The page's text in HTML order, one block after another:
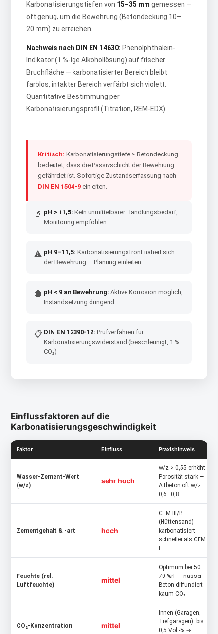
Karbonatisierungstiefen von 15–35 mm gemessen —
oft genug, um die Bewehrung (Betondeckung 10–
20 mm) zu erreichen.
Nachweis nach DIN EN 14630: Phenolphthalein-
Indikator (1 %-ige Alkohollösung) auf frischer
Bruchfläche — karbonatisierter Bereich bleibt
farblos, intakter Bereich verfärbt sich violett.
Quantitative Bestimmung per
Karbonatisierungsprofil (Titration, REM-EDX).
Kritisch: Karbonatisierungstiefe ≥ Betondeckung
bedeutet, dass die Passivschicht der Bewehrung
gefährdet ist. Sofortige Zustandserfassung nach
DIN EN 1504-9 einleiten.
🔬 pH > 11,5: Kein unmittelbarer Handlungsbedarf,
Monitoring empfohlen
⚠ pH 9–11,5: Karbonatisierungsfront nähert sich
der Bewehrung — Planung einleiten
🔴 pH < 9 an Bewehrung: Aktive Korrosion möglich,
Instandsetzung dringend
📋 DIN EN 12390-12: Prüfverfahren für
Karbonatisierungswiderstand (beschleunigt, 1 %
CO₂)
Einflussfaktoren auf die
Karbonatisierungsgeschwindigkeit
Faktor Einfluss Praxishinweis
Wasser-Zement-Wert
(w/z)
sehr hoch
w/z > 0,55 erhöht
Porosität stark —
Altbeton oft w/z
0,6–0,8
Zementgehalt & -art hoch
CEM III/B
(Hüttensand)
karbonatisiert
schneller als CEM
Feuchte (rel.
Luftfeuchte)
mittel
Optimum bei 50–
70 %rF — nasser
Beton diffundiert
kaum CO₂
CO₂-Konzentration mittel
Innen (Garagen,
Tiefgaragen): bis
0,5 Vol.-% →